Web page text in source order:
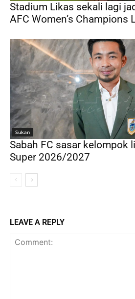
Stadium Likas sekali lagi
AFC Women’s Champions
Sukan
Sabah FC sasar kelompok
Super 2026/2027
LEAVE A REPLY